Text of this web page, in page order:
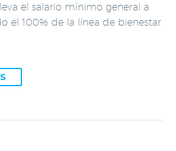
el salario mínimo general a
el 100% de la línea de bienestar